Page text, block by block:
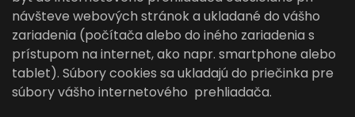
návšteve webových stránok a ukladané do vášho
zariadenia (počítača alebo do iného zariadenia s
prístupom na internet, ako napr. smartphone alebo
tablet). Súbory cookies sa ukladajú do priečinka pre
súbory vášho internetového prehliadača.